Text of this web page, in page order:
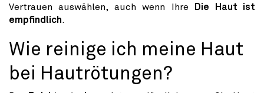
Vertrauen auswählen, auch wenn Ihre
Die Haut ist
empfindlich.
Wie reinige ich meine Haut
bei Hautrötungen?